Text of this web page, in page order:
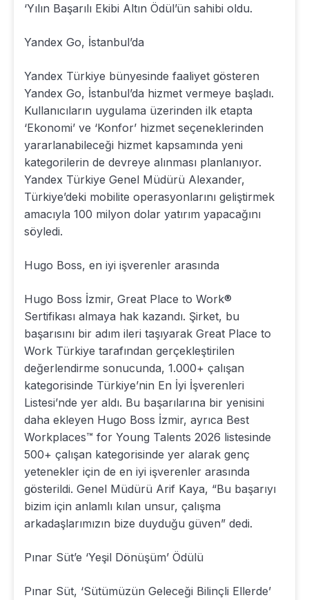
‘Yılın Başarılı Ekibi Altın Ödül’ün sahibi oldu.
Yandex Go, İstanbul’da
Yandex Türkiye bünyesinde faaliyet gösteren
Yandex Go, İstanbul’da hizmet vermeye başladı.
Kullanıcıların uygulama üzerinden ilk etapta
‘Ekonomi’ ve ‘Konfor’ hizmet seçeneklerinden
yararlanabileceği hizmet kapsamında yeni
kategorilerin de devreye alınması planlanıyor.
Yandex Türkiye Genel Müdürü Alexander,
Türkiye’deki mobilite operasyonlarını geliştirmek
amacıyla 100 milyon dolar yatırım yapacağını
söyledi.
Hugo Boss, en iyi işverenler arasında
Hugo Boss İzmir, Great Place to Work®
Sertifikası almaya hak kazandı. Şirket, bu
başarısını bir adım ileri taşıyarak Great Place to
Work Türkiye tarafından gerçekleştirilen
değerlendirme sonucunda, 1.000+ çalışan
kategorisinde Türkiye’nin En İyi İşverenleri
Listesi’nde yer aldı. Bu başarılarına bir yenisini
daha ekleyen Hugo Boss İzmir, ayrıca Best
Workplaces™ for Young Talents 2026 listesinde
500+ çalışan kategorisinde yer alarak genç
yetenekler için de en iyi işverenler arasında
gösterildi. Genel Müdürü Arif Kaya, “Bu başarıyı
bizim için anlamlı kılan unsur, çalışma
arkadaşlarımızın bize duyduğu güven” dedi.
Pınar Süt’e ‘Yeşil Dönüşüm’ Ödülü
Pınar Süt, ‘Sütümüzün Geleceği Bilinçli Ellerde’